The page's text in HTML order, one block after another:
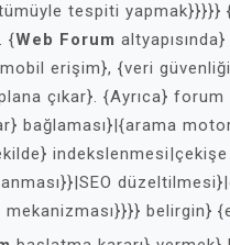
tespiti yapmak}}}}}
{Web Forum altyapısında}
erişim}, {veri
çıkar}. {Ayrıca} forum
bağlaması}|{arama
indekslenmesi|çekişe
belirgin}